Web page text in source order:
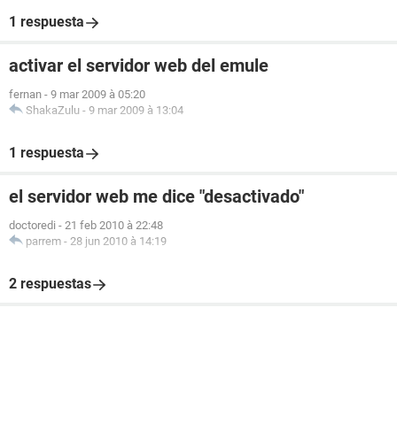
1 respuesta
activar el servidor web del emule
fernan - 9 mar 2009 à 05:20
ShakaZulu - 9 mar 2009 à 13:04
1 respuesta
el servidor web me dice "desactivado"
doctoredi - 21 feb 2010 à 22:48
parrem - 28 jun 2010 à 14:19
2 respuestas